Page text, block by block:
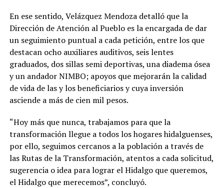
En ese sentido, Velázquez Mendoza detalló que la
Dirección de Atención al Pueblo es la encargada de dar
un seguimiento puntual a cada petición, entre los que
destacan ocho auxiliares auditivos, seis lentes
graduados, dos sillas semi deportivas, una diadema ósea
y un andador NIMBO; apoyos que mejorarán la calidad
de vida de las y los beneficiarios y cuya inversión
asciende a más de cien mil pesos.
“Hoy más que nunca, trabajamos para que la
transformación llegue a todos los hogares hidalguenses,
por ello, seguimos cercanos a la población a través de
las Rutas de la Transformación, atentos a cada solicitud,
sugerencia o idea para lograr el Hidalgo que queremos,
el Hidalgo que merecemos”, concluyó.